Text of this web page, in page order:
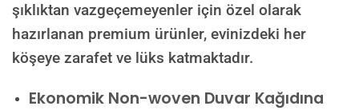
şıklıktan vazgeçemeyenler için özel olarak
hazırlanan premium ürünler, evinizdeki her
köşeye zarafet ve lüks katmaktadır.
Ekonomik Non-woven Duvar Kağıdına